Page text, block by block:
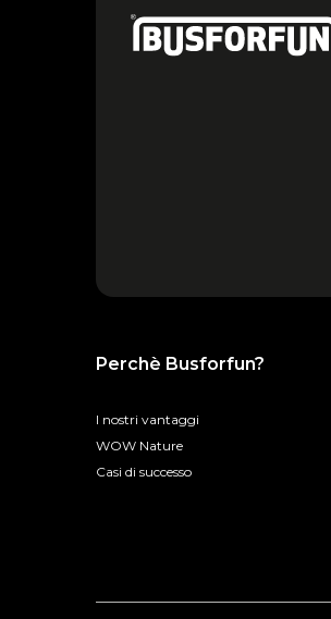
Perchè Busforfun?
I nostri vantaggi
WOW Nature
Casi di successo